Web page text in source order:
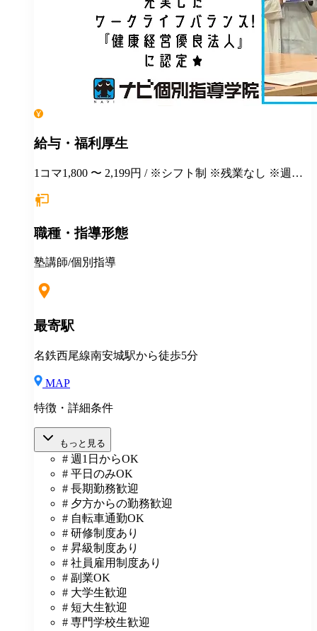
給与・福利厚生
1コマ1,800 〜 2,199円 / ※シフト制 ※残業なし ※週１
等にも別途お支払いします(規定あり) ＊有給休暇あり
度あり⇒グループ会社の割引制度が使えます！ ＊産
あり(社会人講師で月87時間以上の勤務がある方が対
職種・指導形態
塾講師/個別指導
最寄駅
名鉄西尾線南安城駅から徒歩5分
MAP
特徴・詳細条件
もっと見る
# 週1日からOK
# 平日のみOK
# 長期勤務歓迎
# 夕方からの勤務歓迎
# 自転車通勤OK
# 研修制度あり
# 昇級制度あり
# 社員雇用制度あり
# 副業OK
# 大学生歓迎
# 短大生歓迎
# 専門学校生歓迎